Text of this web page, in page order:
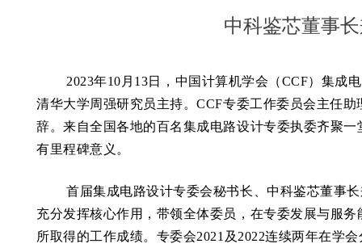
中科鉴芯董事
2023年10 月 13日，中国计算机学会（CCF）集成
清华大学周强研究员主持。CCF专委工作委员会主任助
辞。来自全国各地的百名集成电路设计专委执委齐聚
有里程碑意义。
首届集成电路设计专委会秘书长、中科鉴芯董事
充分发挥核心作用，带领全体委员，在专委发展与服
所取得的工作成绩。专委会2021 及 2022连续两年在学